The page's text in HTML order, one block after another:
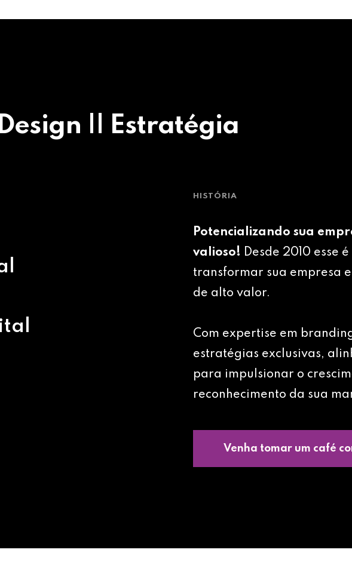
|| Estratégia
HISTÓRIA
Potencializando sua
valioso! Desde 2010 esse
transformar sua empresa
de alto valor.
Com expertise em
estratégias exclusivas,
para impulsionar o
reconhecimento da sua
Venha tomar um café